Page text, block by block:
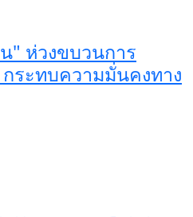
" ห่วงขบวนการ
ระทบความมั่นคงทาง